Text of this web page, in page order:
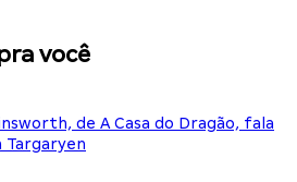
você
de A Casa do Dragão, fala
Targaryen